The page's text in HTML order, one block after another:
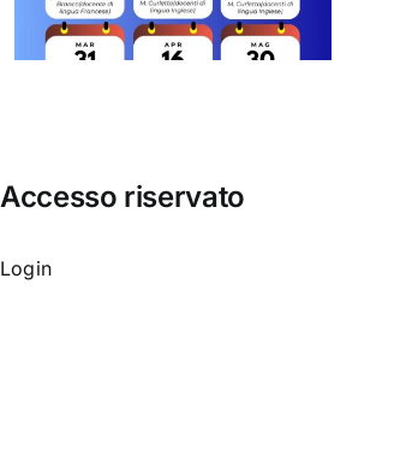
Accesso riservato
Login